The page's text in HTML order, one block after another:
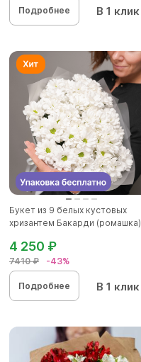
Подробнее В 1 клик
Букет из 9 белых кустовых
хризантем Бакарди (ромашка)
7410 ₽ -43%
4 250 ₽
Подробнее В 1 клик